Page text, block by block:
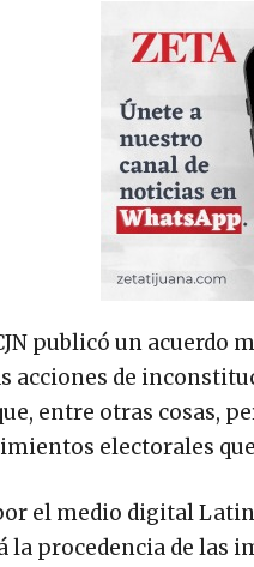
publicó un
acciones de
entre otras cosas,
electorales
el medio digital
la procedencia de las